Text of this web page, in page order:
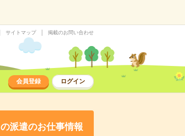
サイトマップ 掲載のお問い合わせ
会員登録 ログイン
の派遣のお仕事情報